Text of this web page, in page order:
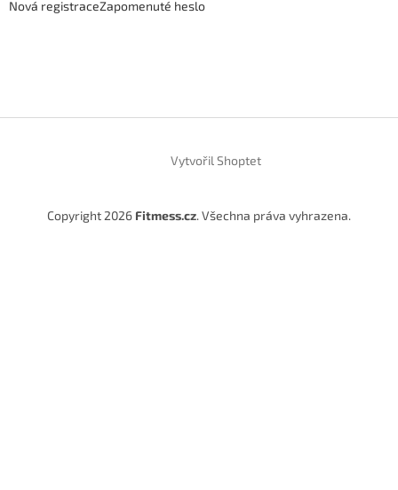
Nová registraceZapomenuté heslo
Vytvořil Shoptet
Copyright 2026 Fitmess.cz. Všechna práva vyhrazena.